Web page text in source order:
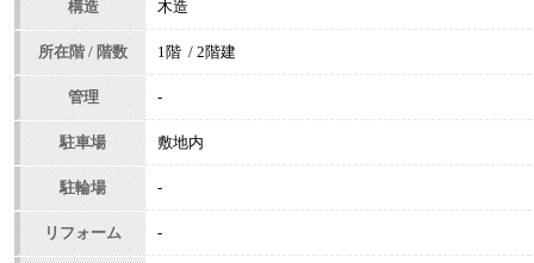
構造 木造
所在階 / 階数 1階 / 2階建
管理 -
駐車場 敷地内
駐輪場 -
リフォーム -